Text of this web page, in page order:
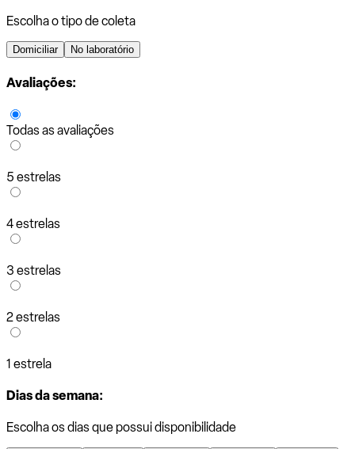
Escolha o tipo de coleta
Domiciliar No laboratório
Avaliações:
Todas as avaliações
5 estrelas
4 estrelas
3 estrelas
2 estrelas
1 estrela
Dias da semana:
Escolha os dias que possui disponibilidade